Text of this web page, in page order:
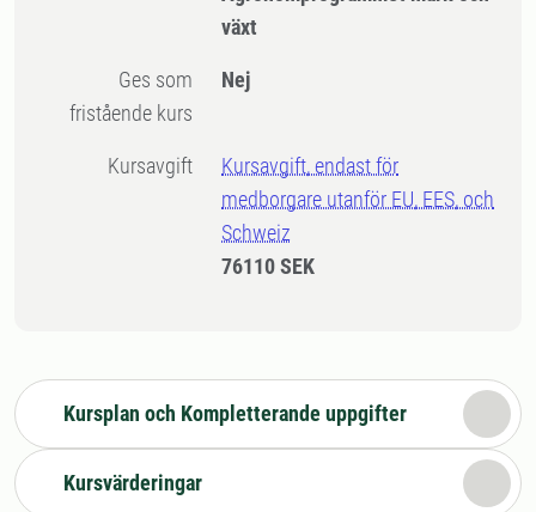
växt
Ges som
fristående kurs
Nej
Kursavgift
Kursavgift, endast för
medborgare utanför EU, EES, och
Schweiz
76110 SEK
Kursplan och Kompletterande uppgifter
Kursvärderingar